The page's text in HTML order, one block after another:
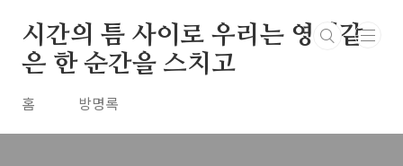
시간의 틈 사이로 우리는 영원같
은 한 순간을 스치고
홈 방명록